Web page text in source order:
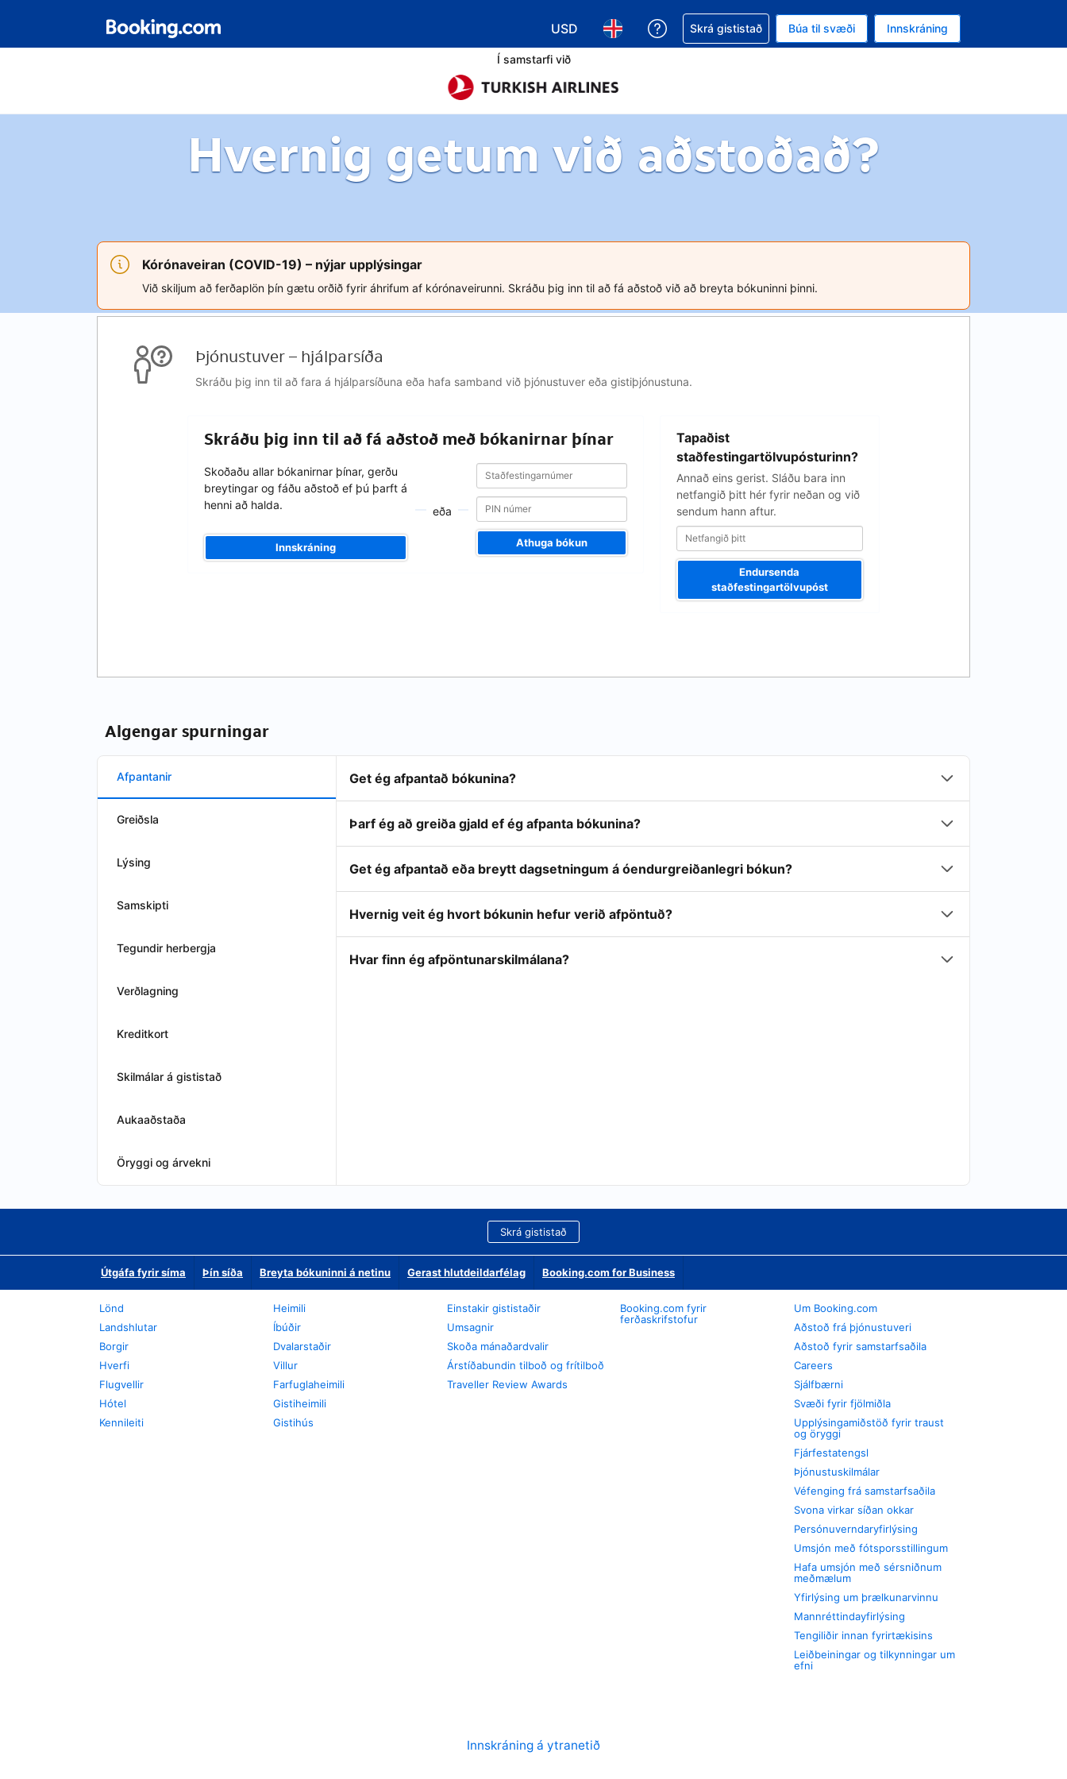
USD
Veldu gjaldmiðil. Í augnablikinu er gjaldmiðillinn Bandaríkjadalur
Veldu þitt tungumál. Í augnablikinu er tungumál þitt Íslensku
Fá aðstoð við bókunina
Skrá gististað Búa til svæði Innskráning
Í samstarfi við
Hvernig getum við aðstoðað?
Kórónaveiran (COVID-19) – nýjar upplýsingar
Við skiljum að ferðaplön þín gætu orðið fyrir áhrifum af kórónaveirunni. Skráðu þig inn til að fá aðstoð við að breyta bókuninni þinni.
Þjónustuver – hjálparsíða
Skráðu þig inn til að fara á hjálparsíðuna eða hafa samband við þjónustuver eða gistiþjónustuna.
Skráðu þig inn til að fá aðstoð með bókanirnar þínar
Skoðaðu allar bókanirnar þínar, gerðu
breytingar og fáðu aðstoð ef þú þarft á
henni að halda.
Innskráning
eða
Staðfestingarnúmer
Staðfestingarnúmer
Athuga bókun
Tapaðist
staðfestingartölvupósturinn?
Annað eins gerist. Sláðu bara inn
netfangið þitt hér fyrir neðan og við
sendum hann aftur.
Endursenda
staðfestingartölvupóst
Algengar spurningar
Afpantanir
Greiðsla
Lýsing
Samskipti
Tegundir herbergja
Verðlagning
Kreditkort
Skilmálar á gististað
Aukaaðstaða
Öryggi og árvekni
Get ég afpantað bókunina?
Þarf ég að greiða gjald ef ég afpanta bókunina?
Get ég afpantað eða breytt dagsetningum á óendurgreiðanlegri bókun?
Hvernig veit ég hvort bókunin hefur verið afpöntuð?
Hvar finn ég afpöntunarskilmálana?
Skrá gististað
Útgáfa fyrir síma Þín síða Breyta bókuninni á netinu Gerast hlutdeildarfélag Booking.com for Business
Lönd
Landshlutar
Borgir
Hverfi
Flugvellir
Hótel
Kennileiti
Heimili
Íbúðir
Dvalarstaðir
Villur
Farfuglaheimili
Gistiheimili
Gistihús
Einstakir gististaðir
Umsagnir
Skoða mánaðardvalir
Árstíðabundin tilboð og frítilboð
Traveller Review Awards
Booking.com fyrir
ferðaskrifstofur
Um Booking.com
Aðstoð frá þjónustuveri
Aðstoð fyrir samstarfsaðila
Careers
Sjálfbærni
Svæði fyrir fjölmiðla
Upplýsingamiðstöð fyrir traust
og öryggi
Fjárfestatengsl
Þjónustuskilmálar
Véfenging frá samstarfsaðila
Svona virkar síðan okkar
Persónuverndaryfirlýsing
Umsjón með fótsporsstillingum
Hafa umsjón með sérsniðnum
meðmælum
Yfirlýsing um þrælkunarvinnu
Mannréttindayfirlýsing
Tengiliðir innan fyrirtækisins
Leiðbeiningar og tilkynningar um
efni
Innskráning á ytranetið